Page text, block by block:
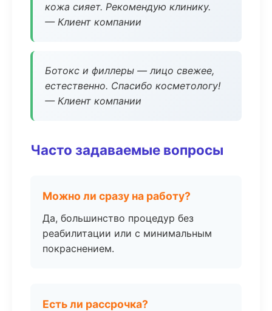
кожа сияет. Рекомендую клинику.
— Клиент компании
Ботокс и филлеры — лицо свежее,
естественно. Спасибо косметологу!
— Клиент компании
Часто задаваемые вопросы
Можно ли сразу на работу?
Да, большинство процедур без
реабилитации или с минимальным
покраснением.
Есть ли рассрочка?